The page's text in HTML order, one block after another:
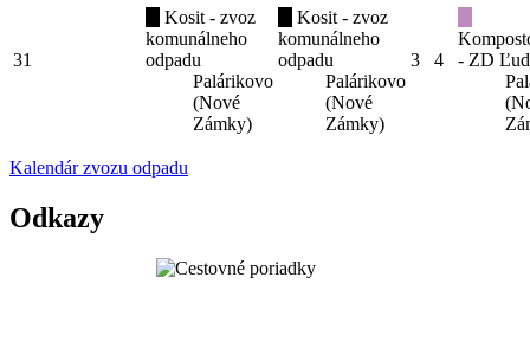
31
Kosit - zvoz
komunálneho
odpadu
Palárikovo
(Nové
Zámky)
Kosit - zvoz
komunálneho
odpadu
Palárikovo
(Nové
Zámky)
3 4
- ZD
Kalendár zvozu odpadu
Odkazy